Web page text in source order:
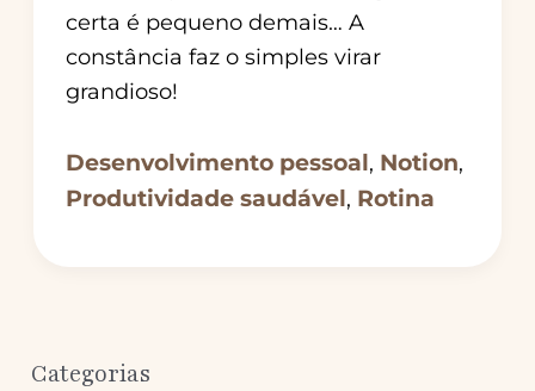
certa é pequeno demais… A
constância faz o simples virar
grandioso!
Desenvolvimento pessoal, Notion,
Produtividade saudável, Rotina
Categorias